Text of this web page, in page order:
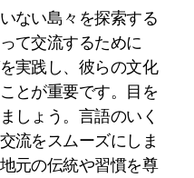
ない島々を探索する
て交流するために
実践し、彼らの文化
とが重要です。目を
しょう。言語のいく
流をスムーズにしま
元の伝統や習慣を尊